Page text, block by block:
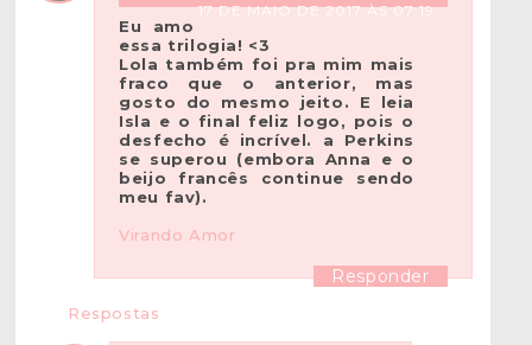
17 DE MAIO DE 2017 ÀS 07:19
Eu amo
essa trilogia! <3
Lola também foi pra mim mais
fraco que o anterior, mas
gosto do mesmo jeito. E leia
Isla e o final feliz logo, pois o
desfecho é incrível. a Perkins
se superou (embora Anna e o
beijo francês continue sendo
meu fav).
Virando Amor
Responder
Respostas